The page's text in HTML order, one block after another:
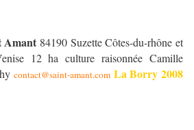
Amant 84190 Suzette Côtes-du-rhône et
12 ha culture raisonnée Camille
contact@saint-amant.com La Borry 2008